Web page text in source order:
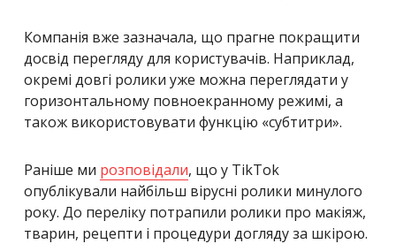
Компанія вже зазначала, що прагне покращити
досвід перегляду для користувачів. Наприклад,
окремі довгі ролики уже можна переглядати у
горизонтальному повноекранному режимі, а
також використовувати функцію «субтитри».
Раніше ми розповідали, що у TikTok
опублікували найбільш вірусні ролики минулого
року. До переліку потрапили ролики про макіяж,
тварин, рецепти і процедури догляду за шкірою.